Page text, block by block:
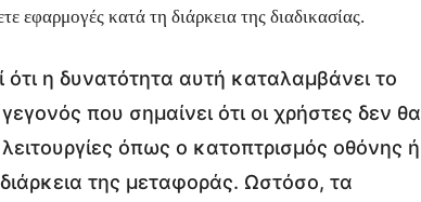
εφαρμογές κατά τη διάρκεια της διαδικασίας.
ότι η δυνατότητα αυτή καταλαμβάνει το
που σημαίνει ότι οι χρήστες δεν θα
όπως ο κατοπτρισμός οθόνης ή
της μεταφοράς. Ωστόσο, τα